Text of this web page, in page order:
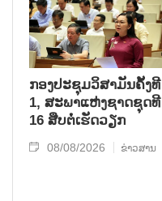
ກອງປະຊຸມວິສາມັນຄັ້ງທີ
1, ສະພາແຫ່ງຊາດຊຸດທີ
16 ສືບຕໍ່ເຮັດວຽກ
08/08/2026 ຂ່າວສານ